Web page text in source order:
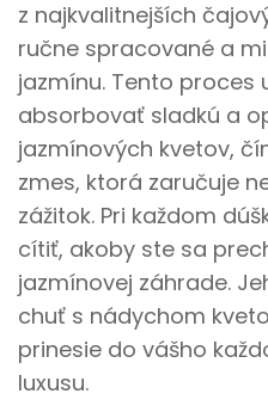
z najkvalitnejších
ručne spracované a
jazmínu. Tento proces
absorbovať sladkú a
jazmínových kvetov,
zmes, ktorá zaručuje
zážitok. Pri každom
cítiť, akoby ste sa
jazmínovej záhrade.
chuť s nádychom
prinesie do vášho
luxusu.